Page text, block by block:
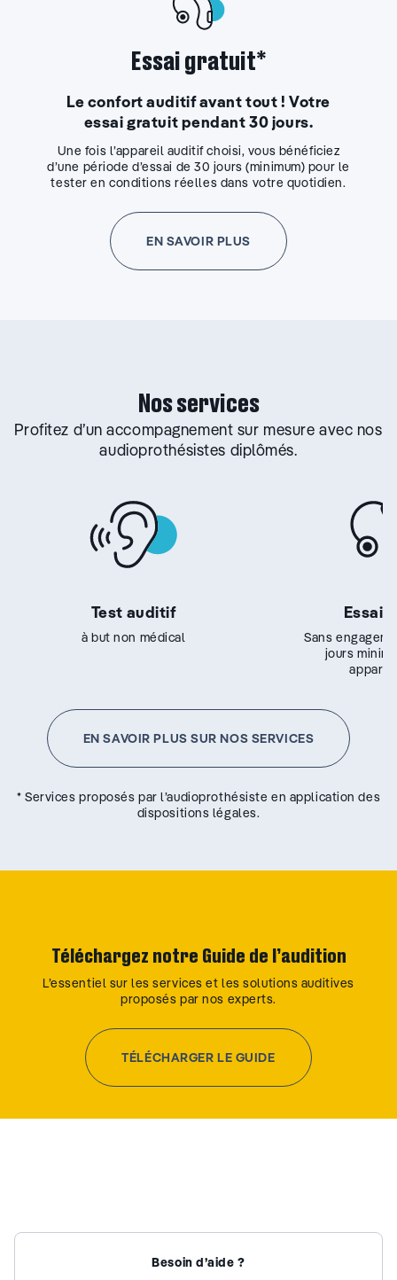
Essai gratuit*
Le confort auditif avant tout ! Votre
essai gratuit pendant 30 jours.
Une fois l’appareil auditif choisi, vous bénéficiez
d’une période d’essai de 30 jours (minimum) pour le
tester en conditions réelles dans votre quotidien.
EN SAVOIR PLUS
Nos services
Profitez d’un accompagnement sur mesure avec nos
audioprothésistes diplômés.
Test auditif
à but non médical
Essai
Sans
jours
EN SAVOIR PLUS SUR NOS SERVICES
* Services proposés par l’audioprothésiste en application des
dispositions légales.
Téléchargez notre Guide de l’audition
L’essentiel sur les services et les solutions auditives
proposés par nos experts.
TÉLÉCHARGER LE GUIDE
Besoin d’aide ?